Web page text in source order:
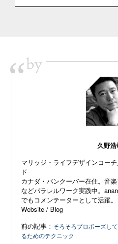
“by
久野浩
マリッジ・ライフデザインコー
ド
カナダ・バンクーバー在住。音
などパラレルワーク実践中。anan
でもコメンテーターとして活躍。
Website / Blog
前の記事： そろそろプロポーズし
るためのテクニック